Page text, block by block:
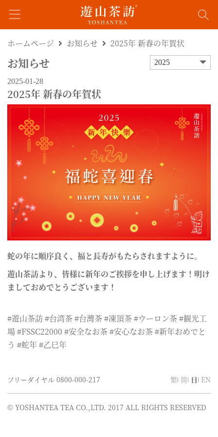
ホームページ お知らせ 2025年 新春の年賀状
お知らせ 2025
2025-01-28
2025年 新春の年賀状
蛇の年に順序良く、福と長寿がもたらされますように。
遊山茶訪より、皆様に新年のご挨拶を申し上げます！明け
ましておめでとうございます！
#遊山茶訪 #台湾茶 #台灣茶 #凍頂茶 #ウーロン茶 #観光工
場 #FSSC22000 #安全なお茶 #安心なお茶 #新年おめでと
う #蛇年 #乙巳年
フリーダイヤル 0800-000-217 繁 简 日 EN
© YOSHANTEA TEA CO.,LTD. 2017 ALL RIGHTS RESERVED